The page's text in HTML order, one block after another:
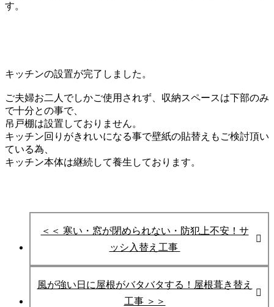
す。
キッチンの設置が完了しました。
ご夫婦お二人でしかご使用されず、 収納スペースは下部のみ
で十分との事で、
吊戸棚は設置しておりません。
キッチン回りがきれいになる事で壁紙の貼替えもご検討頂い
ている為、
キッチン本体は継続して養生しております。
＜＜ 寒い・窓が閉められない・防犯上不安！サ
ッシ入替え工事
風が強い日に屋根がバタバタする！屋根葺き替え
工事 ＞＞